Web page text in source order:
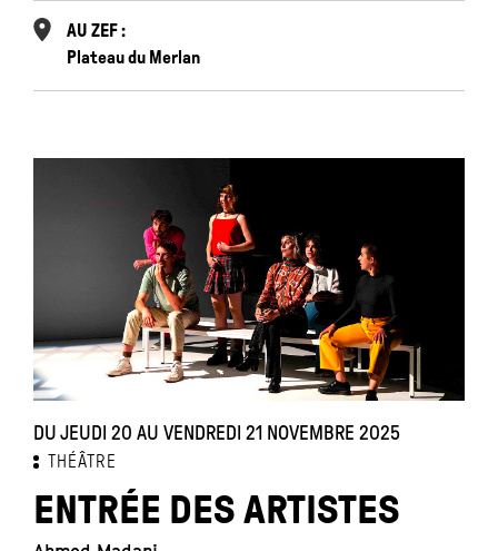
AU ZEF :
Plateau du Merlan
DU JEUDI 20 AU VENDREDI 21 NOVEMBRE 2025
THÉÂTRE
ENTRÉE DES ARTISTES